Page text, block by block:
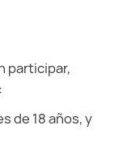
participar,
de 18 años, y